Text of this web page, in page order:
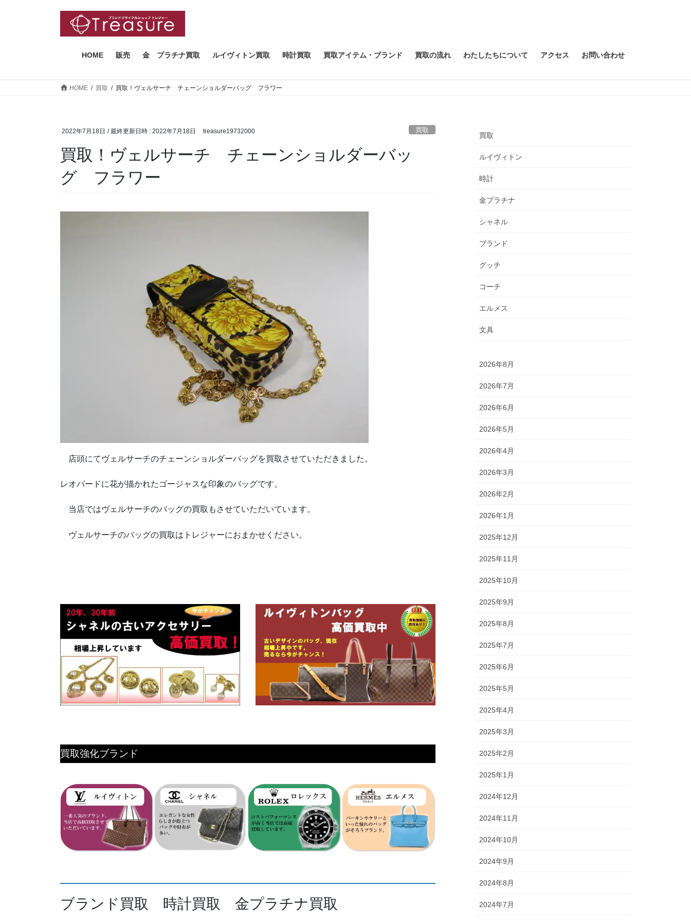
HOME 販売 金 プラチナ買取 ルイヴィトン買取 時計買取 買取アイテム・ブランド 買取の流れ わたしたちについて アクセス お問い合わせ
HOME 買取 買取！ヴェルサーチ チェーンショルダーバッグ フラワー
2022年7月18日 / 最終更新日時 : 2022年7月18日 treasure19732000 買取
買取！ヴェルサーチ チェーンショルダーバッ
グ フラワー
店頭にてヴェルサーチのチェーンショルダーバッグを買取させていただきました。
レオパードに花が描かれたゴージャスな印象のバッグです。
当店ではヴェルサーチのバッグの買取もさせていただいています。
ヴェルサーチのバッグの買取はトレジャーにおまかせください。
買取強化ブランド
ブランド買取 時計買取 金プラチナ買取
買取
ルイヴィトン
時計
金プラチナ
シャネル
ブランド
グッチ
コーチ
エルメス
文具
2026年8月
2026年7月
2026年6月
2026年5月
2026年4月
2026年3月
2026年2月
2026年1月
2025年12月
2025年11月
2025年10月
2025年9月
2025年8月
2025年7月
2025年6月
2025年5月
2025年4月
2025年3月
2025年2月
2025年1月
2024年12月
2024年11月
2024年10月
2024年9月
2024年8月
2024年7月